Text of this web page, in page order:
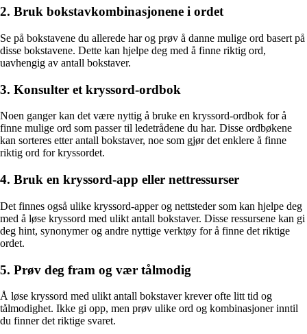
2. Bruk bokstavkombinasjonene i ordet
Se på bokstavene du allerede har og prøv å danne mulige ord basert på
disse bokstavene. Dette kan hjelpe deg med å finne riktig ord,
uavhengig av antall bokstaver.
3. Konsulter et kryssord-ordbok
Noen ganger kan det være nyttig å bruke en kryssord-ordbok for å
finne mulige ord som passer til ledetrådene du har. Disse ordbøkene
kan sorteres etter antall bokstaver, noe som gjør det enklere å finne
riktig ord for kryssordet.
4. Bruk en kryssord-app eller nettressurser
Det finnes også ulike kryssord-apper og nettsteder som kan hjelpe deg
med å løse kryssord med ulikt antall bokstaver. Disse ressursene kan gi
deg hint, synonymer og andre nyttige verktøy for å finne det riktige
ordet.
5. Prøv deg fram og vær tålmodig
Å løse kryssord med ulikt antall bokstaver krever ofte litt tid og
tålmodighet. Ikke gi opp, men prøv ulike ord og kombinasjoner inntil
du finner det riktige svaret.